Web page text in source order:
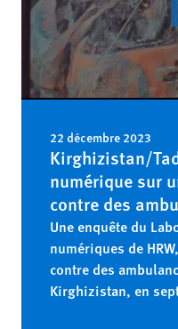
22 décembre 2023
Kirghizistan/
numérique sur
contre des
Une enquête du
numériques de
contre des
Kirghizistan, en